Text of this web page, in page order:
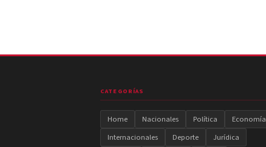
CATEGORÍAS
Home Nacionales Política
Economía
Internacionales
Deporte
Jurídica